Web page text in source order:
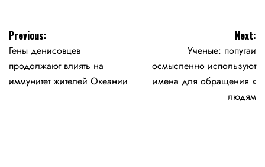
Навигация
по
записям
Previous:
Гены денисовцев
продолжают влиять на
иммунитет жителей Океании
Next:
Ученые: попугаи
осмысленно используют
имена для обращения к
людям